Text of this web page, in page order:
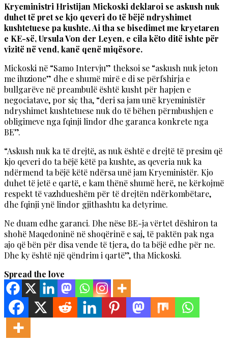
Kryeministri Hristijan Mickoski deklaroi se askush nuk
duhet të pret se kjo qeveri do të bëjë ndryshimet
kushtetuese pa kushte. Ai tha se bisedimet me kryetaren
e KE-së, Ursula Von der Leyen, e cila këto ditë ishte për
vizitë në vend, kanë qenë miqësore.
Mickoski në “Samo Intervju” theksoi se “askush nuk jeton
me iluzione” dhe e shumë mirë e di se përfshirja e
bullgarëve në preambulë është kusht për hapjen e
negociatave, por siç tha, “deri sa jam unë kryeministër
ndryshimet kushtetuese nuk do të bëhen përmbushjen e
obligimeve nga fqinji lindor dhe garanca konkrete nga
BE”.
“Askush nuk ka të drejtë, as nuk është e drejtë të presim që
kjo qeveri do ta bëjë këtë pa kushte, as qeveria nuk ka
ndërmend ta bëjë këtë ndërsa unë jam Kryeministër. Kjo
duhet të jetë e qartë, e kam thënë shumë herë, ne kërkojmë
respekt të vazhdueshëm për të drejtën ndërkombëtare,
dhe fqinji ynë lindor gjithashtu ka detyrime.
Ne duam edhe garanci. Dhe nëse BE-ja vërtet dëshiron ta
shohë Maqedoninë në shoqërinë e saj, të paktën pak nga
ajo që bën për disa vende të tjera, do ta bëjë edhe për ne.
Dhe ky është një qëndrim i qartë”, tha Mickoski.
Spread the love